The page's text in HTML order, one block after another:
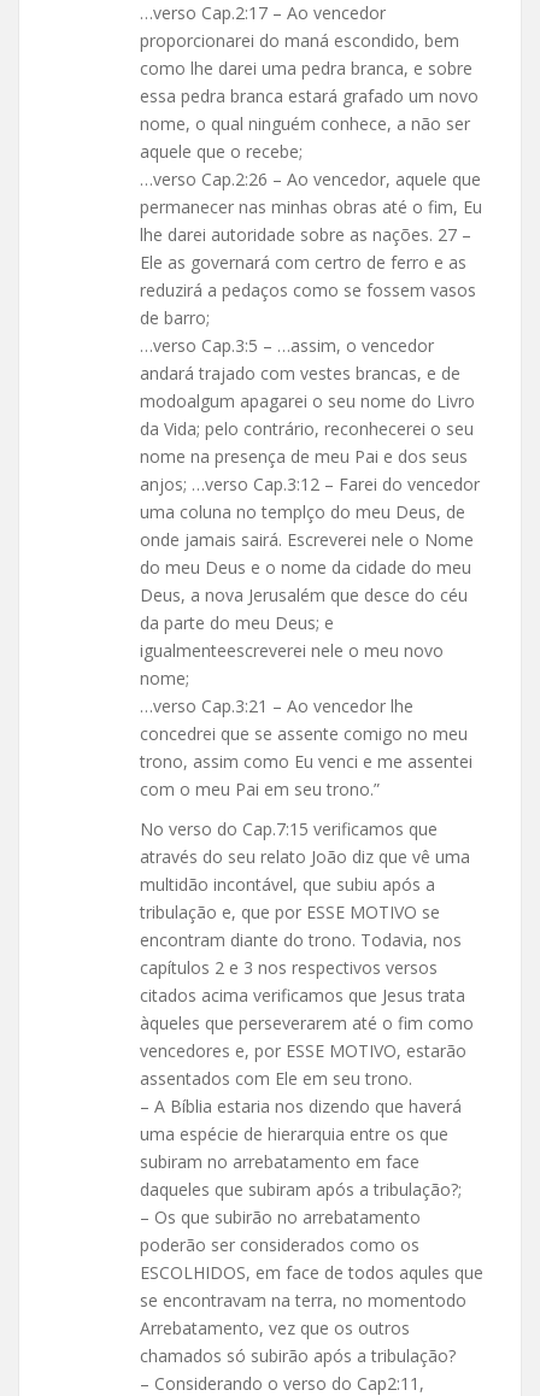
…verso Cap.2:17 – Ao vencedor
proporcionarei do maná escondido, bem
como lhe darei uma pedra branca, e sobre
essa pedra branca estará grafado um novo
nome, o qual ninguém conhece, a não ser
aquele que o recebe;
…verso Cap.2:26 – Ao vencedor, aquele que
permanecer nas minhas obras até o fim, Eu
lhe darei autoridade sobre as nações. 27 –
Ele as governará com certro de ferro e as
reduzirá a pedaços como se fossem vasos
de barro;
…verso Cap.3:5 – …assim, o vencedor
andará trajado com vestes brancas, e de
modoalgum apagarei o seu nome do Livro
da Vida; pelo contrário, reconhecerei o seu
nome na presença de meu Pai e dos seus
anjos; …verso Cap.3:12 – Farei do vencedor
uma coluna no templço do meu Deus, de
onde jamais sairá. Escreverei nele o Nome
do meu Deus e o nome da cidade do meu
Deus, a nova Jerusalém que desce do céu
da parte do meu Deus; e
igualmenteescreverei nele o meu novo
nome;
…verso Cap.3:21 – Ao vencedor lhe
concedrei que se assente comigo no meu
trono, assim como Eu venci e me assentei
com o meu Pai em seu trono.”
No verso do Cap.7:15 verificamos que
através do seu relato João diz que vê uma
multidão incontável, que subiu após a
tribulação e, que por ESSE MOTIVO se
encontram diante do trono. Todavia, nos
capítulos 2 e 3 nos respectivos versos
citados acima verificamos que Jesus trata
àqueles que perseverarem até o fim como
vencedores e, por ESSE MOTIVO, estarão
assentados com Ele em seu trono.
– A Bíblia estaria nos dizendo que haverá
uma espécie de hierarquia entre os que
subiram no arrebatamento em face
daqueles que subiram após a tribulação?;
– Os que subirão no arrebatamento
poderão ser considerados como os
ESCOLHIDOS, em face de todos aqules que
se encontravam na terra, no momentodo
Arrebatamento, vez que os outros
chamados só subirão após a tribulação?
– Considerando o verso do Cap2:11,